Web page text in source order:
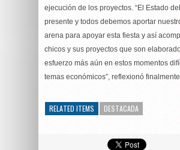
ejecución de los proyectos. “El Estado
presente y todos debemos aportar
arena para apoyar esta fiesta y así
chicos y sus proyectos que son
esfuerzo más aún en estos momentos
temas económicos”, reflexionó
RELATED ITEMS DESTACADA